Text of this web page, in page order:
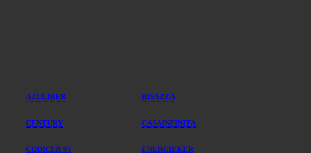
AZULIBER BISAZZA
CENTURY CASAINFINITA
CODICER 95 ENERGIEKER